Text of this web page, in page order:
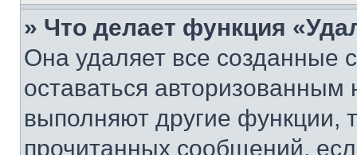
» Что делает функция
Она удаляет все созданные
оставаться
выполняют другие функции,
прочитанных сообщений,